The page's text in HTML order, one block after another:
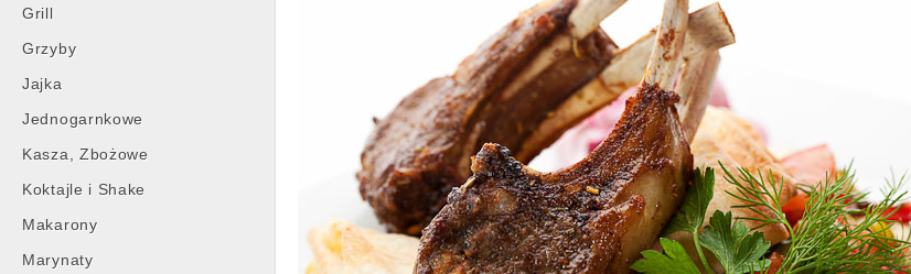
Grill
Grzyby
Jajka
Jednogarnkowe
Kasza, Zbożowe
Koktajle i Shake
Makarony
Marynaty